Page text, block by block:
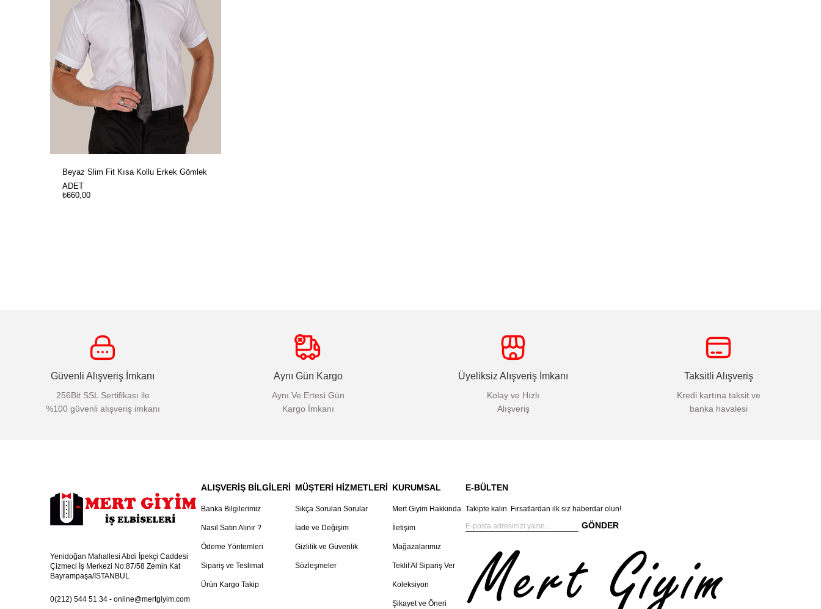
Beyaz Slim Fit Kısa Kollu Erkek Gömlek
ADET
₺660,00
Güvenli Alışveriş İmkanı
256Bit SSL Sertifikası ile
%100 güvenli alışveriş imkanı
Aynı Gün Kargo
Aynı Ve Ertesi Gün
Kargo İmkanı
Üyeliksiz Alışveriş İmkanı
Kolay ve Hızlı
Alışveriş
Taksitli Alışveriş
Kredi kartına taksit ve
banka havalesi
Yenidoğan Mahallesi Abdi İpekçi Caddesi
Çizmeci İş Merkezi No:87/58 Zemin Kat
Bayrampaşa/İSTANBUL
0(212) 544 51 34 - online@mertgiyim.com
ALIŞVERİŞ BİLGİLERİ
Banka Bilgilerimiz
Nasıl Satın Alınır ?
Ödeme Yöntemleri
Sipariş ve Teslimat
Ürün Kargo Takip
MÜŞTERİ HİZMETLERİ
Sıkça Sorulan Sorular
İade ve Değişim
Gizlilik ve Güvenlik
Sözleşmeler
KURUMSAL
Mert Giyim Hakkında
İletişim
Mağazalarımız
Teklif Al Sipariş Ver
Koleksiyon
Şikayet ve Öneri
E-BÜLTEN
Takipte kalın. Fırsatlardan ilk siz haberdar olun!
GÖNDER